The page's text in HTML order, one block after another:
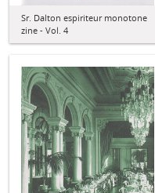
Sr. Dalton espiriteur monotone
zine - Vol. 4